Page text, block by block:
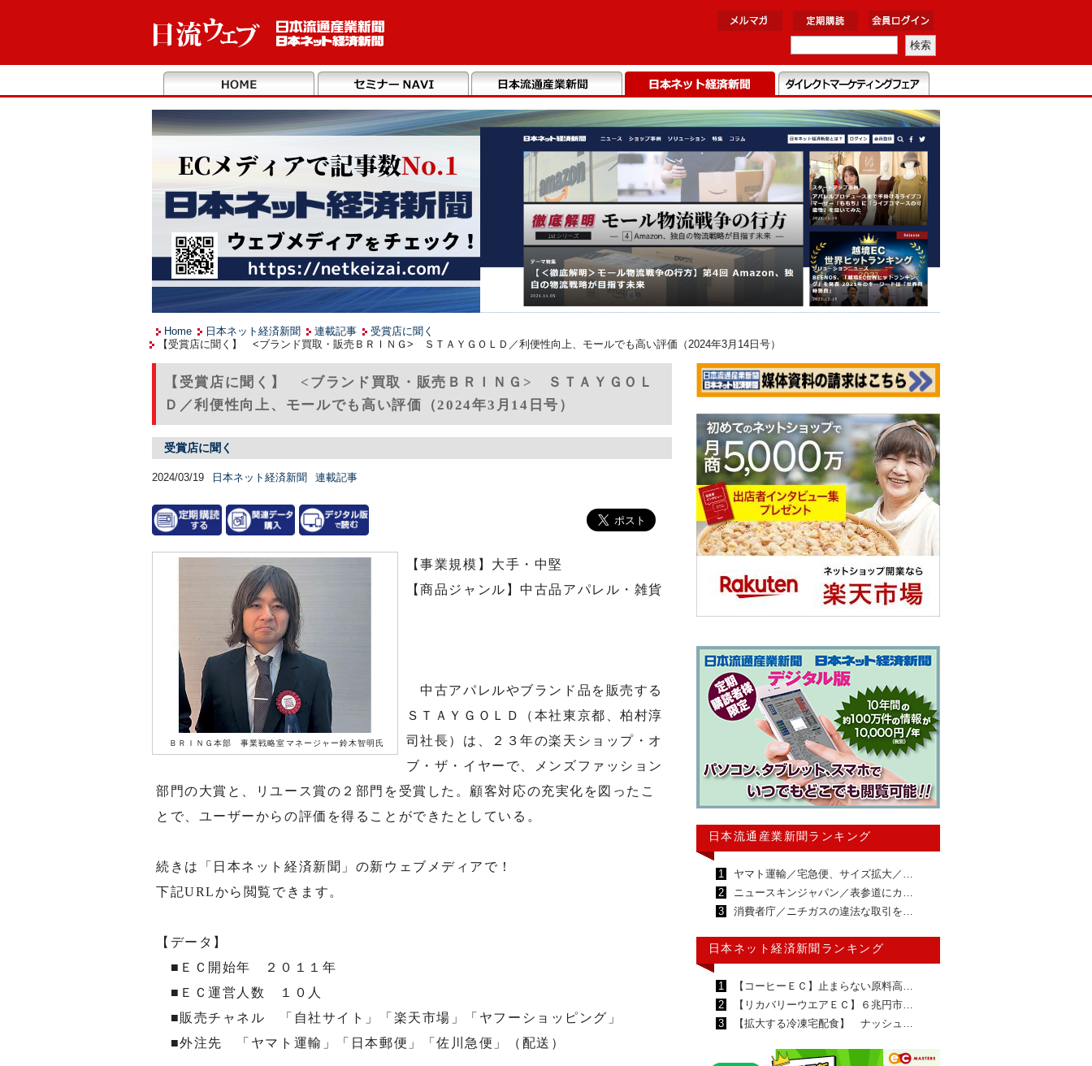
Home 日本ネット経済新聞 連載記事
受賞店に聞く
【受賞店に聞く】 <ブランド買取・販売ＢＲＩＮＧ> ＳＴＡＹＧＯＬＤ／利便性向上、モールでも高い評価（2024年3月14日号）
【受賞店に聞く】 <ブランド買取・販売ＢＲＩＮＧ> ＳＴＡＹＧＯＬ
Ｄ／利便性向上、モールでも高い評価（2024年3月14日号）
受賞店に聞く
2024/03/19 日本ネット経済新聞 連載記事
ＢＲＩＮＧ本部 事業戦略室マネージャー鈴木智明氏
【事業規模】大手・中堅
【商品ジャンル】中古品アパレル・雑貨
中古アパレルやブランド品を販売する
ＳＴＡＹＧＯＬＤ（本社東京都、柏村淳
司社長）は、２３年の楽天ショップ・オ
ブ・ザ・イヤーで、メンズファッション
部門の大賞と、リユース賞の２部門を受賞した。顧客対応の充実化を図ったこ
とで、ユーザーからの評価を得ることができたとしている。
続きは「日本ネット経済新聞」の新ウェブメディアで！
下記URLから閲覧できます。
【データ】
■ＥＣ開始年 ２０１１年
■ＥＣ運営人数 １０人
■販売チャネル 「自社サイト」「楽天市場」「ヤフーショッピング」
■外注先 「ヤマト運輸」「日本郵便」「佐川急便」（配送）
日本流通産業新聞ランキング
1
ヤマト運輸／宅急便、サイズ拡大／…
2
ニュースキンジャパン／表参道にカ…
3
消費者庁／ニチガスの違法な取引を…
日本ネット経済新聞ランキング
1
【コーヒーＥＣ】止まらない原料高…
2
【リカバリーウエアＥＣ】６兆円市…
3
【拡大する冷凍宅配食】 ナッシュ…